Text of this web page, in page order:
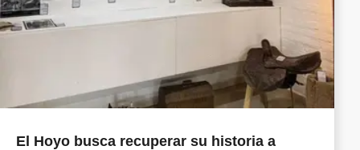
El Hoyo busca recuperar su historia a